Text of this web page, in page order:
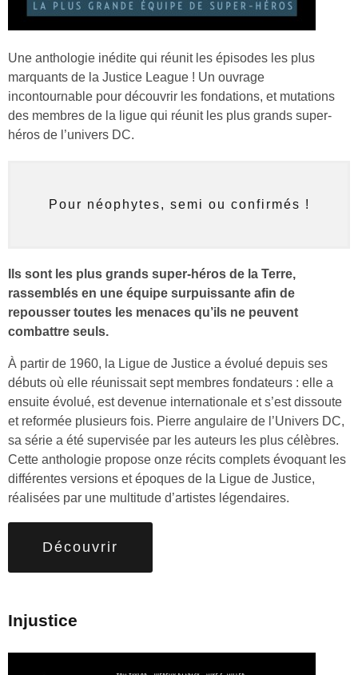
Une anthologie inédite qui réunit les épisodes les plus
marquants de la Justice League ! Un ouvrage
incontournable pour découvrir les fondations, et mutations
des membres de la ligue qui réunit les plus grands super-
héros de l’univers DC.
Pour néophytes, semi ou confirmés !
Ils sont les plus grands super-héros de la Terre,
rassemblés en une équipe surpuissante afin de
repousser toutes les menaces qu’ils ne peuvent
combattre seuls.
À partir de 1960, la Ligue de Justice a évolué depuis ses
débuts où elle réunissait sept membres fondateurs : elle a
ensuite évolué, est devenue internationale et s’est dissoute
et reformée plusieurs fois. Pierre angulaire de l’Univers DC,
sa série a été supervisée par les auteurs les plus célèbres.
Cette anthologie propose onze récits complets évoquant les
différentes versions et époques de la Ligue de Justice,
réalisées par une multitude d’artistes légendaires.
Découvrir
Injustice